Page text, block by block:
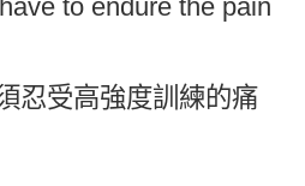
to endure the pain
忍受高強度訓練的痛